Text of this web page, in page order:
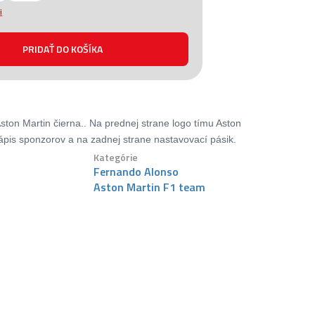
Martin čierna.. Na prednej strane logo tímu Aston
sponzorov a na zadnej strane nastavovací pásik.
Kategórie
Fernando Alonso
Aston Martin F1 team